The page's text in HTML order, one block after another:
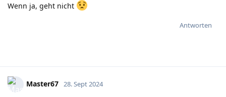
Wenn ja, geht nicht
Antworten
Master67 28. Sept 2024